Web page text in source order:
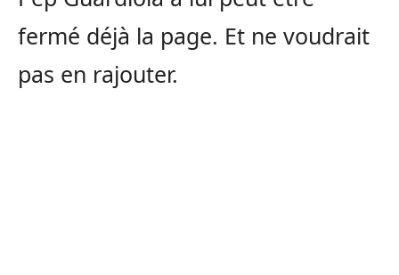
fermé déjà la page. Et ne voudrait
pas en rajouter.